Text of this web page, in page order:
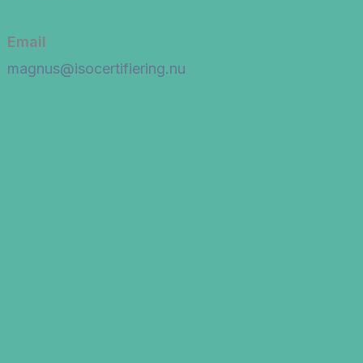
Email
magnus@isocertifiering.nu